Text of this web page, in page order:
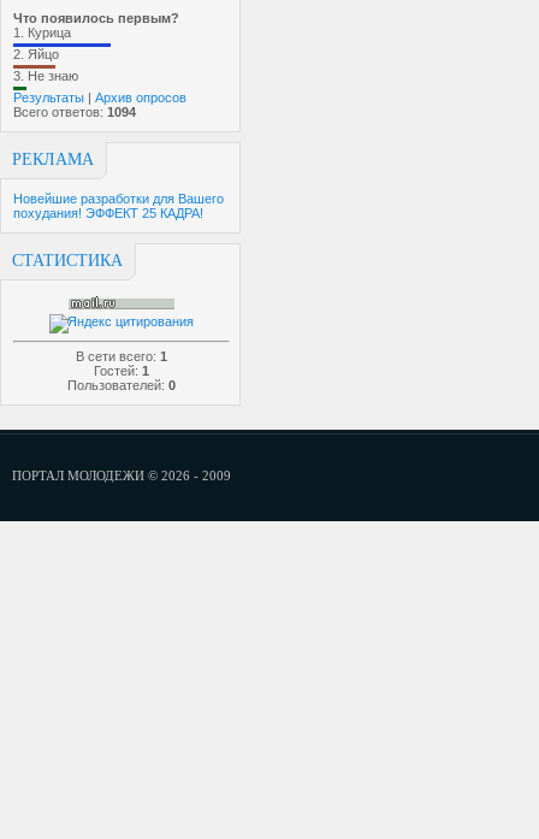
Что появилось первым?
1. Курица
2. Яйцо
3. Не знаю
Результаты | Архив опросов
Всего ответов: 1094
РЕКЛАМА
Новейшие разработки для Вашего
похудания! ЭФФЕКТ 25 КАДРА!
СТАТИСТИКА
В сети всего: 1
Гостей: 1
Пользователей: 0
ПОРТАЛ МОЛОДЕЖИ © 2026 - 2009